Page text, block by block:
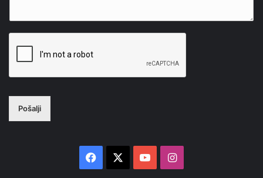
Pošalji
Facebook YouTubeInstagram